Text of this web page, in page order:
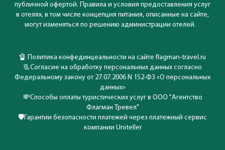
публичной офертой. Правила и условия предоставления услуг
в отелях, в том числе концепция питания, описанные на сайте,
могут изменяться по решению администрации отелей.
🔏 Политика конфединцеальности на сайте flagman-travel.ru
📃Согласие на обработку персональных данных согласно
Федеральному закону от 27.07.2006 N 152-ФЗ «О персональных
данных»
💸Способы оплаты туристических услуг в ООО "Агентство
Флагман Тревел"
🛡️ Гарантии безопасности платежей через платежный сервис
компании Uniteller